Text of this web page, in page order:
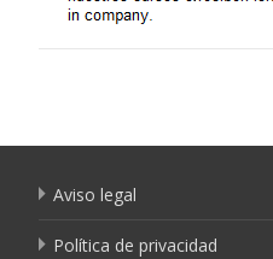
Aviso legal
Política de privacidad